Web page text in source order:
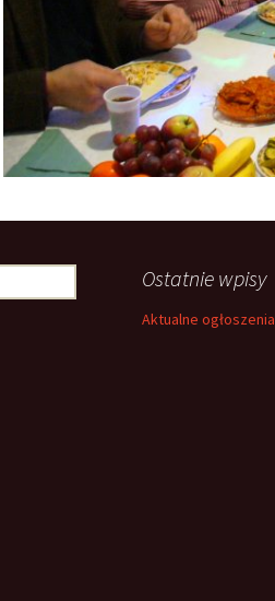
Ostatnie wpisy
Aktualne ogłoszenia